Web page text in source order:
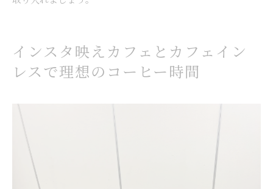
インスタ映えカフェとカフェイン
レスで理想のコーヒー時間